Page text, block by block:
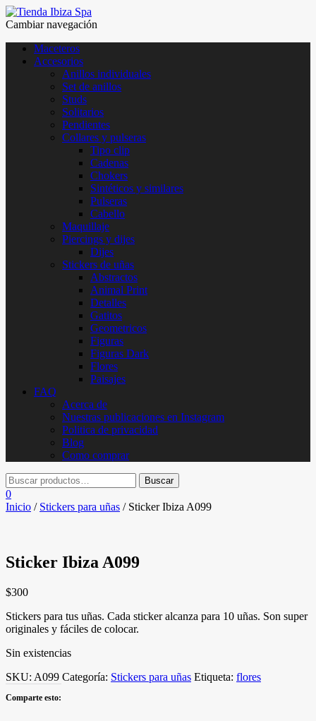
Cambiar navegación
Maceteros
Accesorios
Anillos individuales
Set de anillos
Studs
Solitarios
Pendientes
Collares y pulseras
Tipo clip
Cadenas
Chokers
Sintéticos y similares
Pulseras
Cabello
Maquillaje
Piercings y dijes
Dijes
Stickers de uñas
Abstractos
Animal Print
Detalles
Gatitos
Geometricos
Figuras
Figuras Dark
Flores
Paisajes
FAQ
Acerca de
Nuestras publicaciones en Instagram
Politica de privacidad
Blog
Como comprar
0
Inicio / Stickers para uñas / Sticker Ibiza A099
Sticker Ibiza A099
$300
Stickers para tus uñas. Cada sticker alcanza para 10 uñas. Son super
originales y fáciles de colocar.
Sin existencias
SKU: A099 Categoría: Stickers para uñas Etiqueta: flores
Comparte esto: